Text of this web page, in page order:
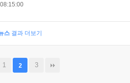
스 결과 더보기
1 2 3